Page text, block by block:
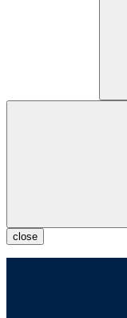
close